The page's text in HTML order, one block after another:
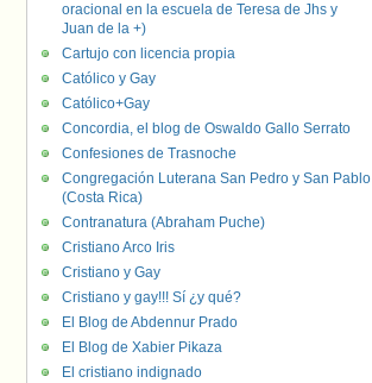
oracional en la escuela de Teresa de Jhs y
Juan de la +)
Cartujo con licencia propia
Católico y Gay
Católico+Gay
Concordia, el blog de Oswaldo Gallo Serrato
Confesiones de Trasnoche
Congregación Luterana San Pedro y San Pablo
(Costa Rica)
Contranatura (Abraham Puche)
Cristiano Arco Iris
Cristiano y Gay
Cristiano y gay!!! Sí ¿y qué?
El Blog de Abdennur Prado
El Blog de Xabier Pikaza
El cristiano indignado